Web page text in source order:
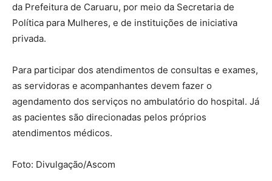
da Prefeitura de Caruaru, por meio da Secretaria de
Política para Mulheres, e de instituições de iniciativa
privada.
Para participar dos atendimentos de consultas e exames,
as servidoras e acompanhantes devem fazer o
agendamento dos serviços no ambulatório do hospital. Já
as pacientes são direcionadas pelos próprios
atendimentos médicos.
Foto: Divulgação/Ascom